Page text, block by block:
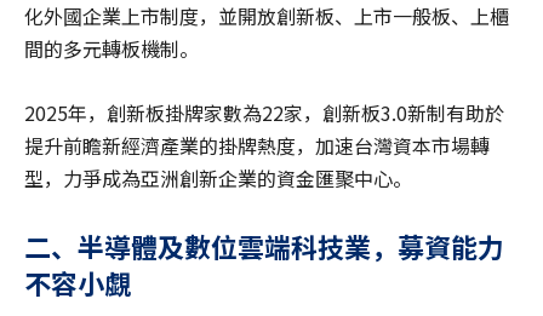
化外國企業上市制度，並開放創新板、上市一般板、上櫃
間的多元轉板機制。
2025年，創新板掛牌家數為22家，創新板3.0新制有助於
提升前瞻新經濟產業的掛牌熱度，加速台灣資本市場轉
型，力爭成為亞洲創新企業的資金匯聚中心。
二、半導體及數位雲端科技業，募資能力
不容小覷